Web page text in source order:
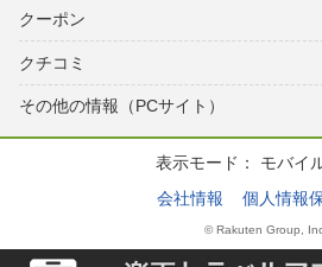
クーポン
クチコミ
その他の情報（PCサイト）
表示モード： モバイ
会社情報
個人情報
© Rakuten Group,